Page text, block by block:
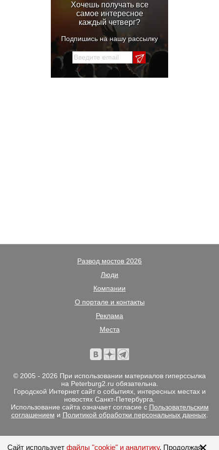
Хочешь получать все
самое интересное
каждый четверг?
Подпишись на нашу рассылку
Развод мостов 2026
Люди
Компании
О портале и контакты
Реклама
Места
© 2005 - 2026 При использовании материалов гиперссылка
на Peterburg2.ru обязательна.
Городской Интернет сайт о событиях, интересных местах и
новостях Санкт-Петербурга.
Использование сайта означает согласие с Пользовательским
соглашением и Политикой обработки персональных данных.
Сайт использует файлы "cookie" и аналитику. Продолжая